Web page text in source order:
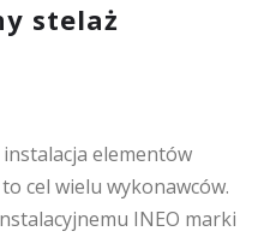
stelaż
elementów
cel wielu wykonawców.
INEO marki